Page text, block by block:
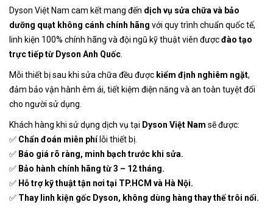
Dyson Việt Nam cam kết mang đến dịch vụ sửa chữa và bảo
dưỡng quạt không cánh chính hãng với quy trình chuẩn quốc tế,
linh kiện 100% chính hãng và đội ngũ kỹ thuật viên đượcđào tạo
trực tiếp từ Dyson Anh Quốc
Mỗi thiết bị sau khi sửa chữa đều được kiểm định nghiêm ngặt,
đảm bảo vận hành êm ái, tiết kiệm điện năng và an toàn tuyệt đối
cho người sử dụng.
Khách hàng khi sử dụng dịch vụ tại Dyson Việt Nam sẽ được:
✅ Chẩn đoán miễn phílỗi thiết bị.
✅ Báo giá rõ ràng, minh bạch trước khi sửa.
✅ Bảo hành chính hãng từ 3 – 12 tháng.
✅ Hỗ trợ kỹ thuật tận nơi tại TP.HCM và Hà Nội.
✅ Thay linh kiện gốc Dyson, không dùng hàng thay thế trôi nổi.